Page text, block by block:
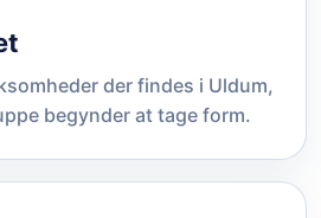
der findes i Uldum,
begynder at tage form.